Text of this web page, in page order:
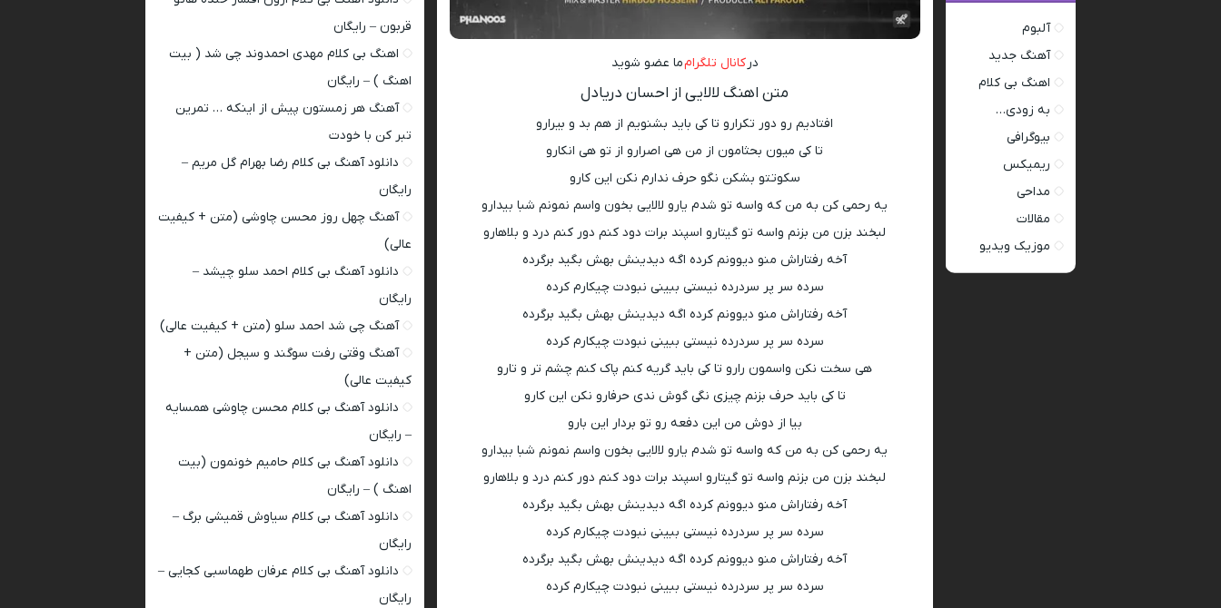
درکانال تلگرامما عضو شوید
متن اهنگ لالایی از احسان دریادل
افتادیم رو دور تکرارو تا کی باید بشنویم از هم بد و بیرارو
تا کی میون بحثامون از من هی اصرارو از تو هی انکارو
سکوتتو بشکن نگو حرف ندارم نکن این کارو
یه رحمی کن به من که واسه تو شدم یارو لالایی بخون واسم نمونم شبا بیدارو
لبخند بزن من بزنم واسه تو گیتارو اسپند برات دود کنم دور کنم درد و بلاهارو
آخه رفتاراش منو دیوونم کرده اگه دیدینش بهش بگید برگرده
سرده سر پر سردرده نیستی ببینی نبودت چیکارم کرده
آخه رفتاراش منو دیوونم کرده اگه دیدینش بهش بگید برگرده
سرده سر پر سردرده نیستی ببینی نبودت چیکارم کرده
هی سخت نکن واسمون رارو تا کی باید گریه کنم پاک کنم چشم تر و تارو
تا کی باید حرف بزنم چیزی نگی گوش ندی حرفارو نکن این کارو
بیا از دوش من این دفعه رو تو بردار این بارو
یه رحمی کن به من که واسه تو شدم یارو لالایی بخون واسم نمونم شبا بیدارو
لبخند بزن من بزنم واسه تو گیتارو اسپند برات دود کنم دور کنم درد و بلاهارو
آخه رفتاراش منو دیوونم کرده اگه دیدینش بهش بگید برگرده
سرده سر پر سردرده نیستی ببینی نبودت چیکارم کرده
آخه رفتاراش منو دیوونم کرده اگه دیدینش بهش بگید برگرده
سرده سر پر سردرده نیستی ببینی نبودت چیکارم کرده
آلبوم
آهنگ جدید
اهنگ بی کلام
به زودی…
بیوگرافی
ریمیکس
مداحی
مقالات
موزیک ویدیو
قربون – رایگان
اهنگ بی کلام مهدی احمدوند چی شد ( بیت
اهنگ ) – رایگان
آهنگ هر زمستون پیش از اینکه … تمرین
تبر کن با خودت
دانلود آهنگ بی کلام رضا بهرام گل مریم –
رایگان
آهنگ چهل روز محسن چاوشی (متن + کیفیت
عالی)
دانلود آهنگ بی کلام احمد سلو چیشد –
رایگان
آهنگ چی شد احمد سلو (متن + کیفیت عالی)
آهنگ وقتی رفت سوگند و سیجل (متن +
کیفیت عالی)
دانلود آهنگ بی کلام محسن چاوشی همسایه
– رایگان
دانلود آهنگ بی کلام حامیم خونمون (بیت
اهنگ ) – رایگان
دانلود آهنگ بی کلام سیاوش قمیشی برگ –
رایگان
دانلود آهنگ بی کلام عرفان طهماسبی کجایی –
رایگان